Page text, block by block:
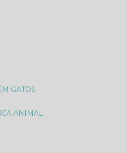
GATOS
ANIMAL